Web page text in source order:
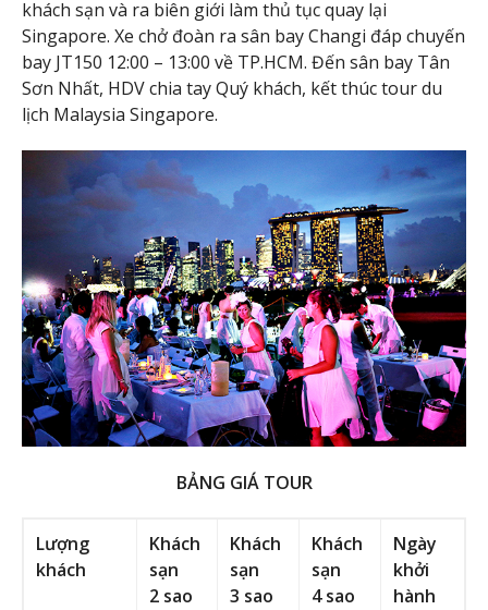
khách sạn và ra biên giới làm thủ tục quay lại
Singapore. Xe chở đoàn ra sân bay Changi đáp chuyến
bay JT150 12:00 – 13:00 về TP.HCM. Đến sân bay Tân
Sơn Nhất, HDV chia tay Quý khách, kết thúc tour du
lịch Malaysia Singapore.
BẢNG GIÁ TOUR
Lượng
khách
Khách
sạn
2 sao
Khách
sạn
3 sao
Khách
sạn
4 sao
Ngày
khởi
hành